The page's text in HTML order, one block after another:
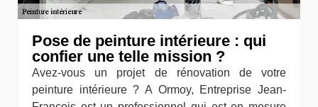
Pose de peinture intérieure : qui
confier une telle mission ?
Avez-vous un projet de rénovation de votre
peinture intérieure ? A Ormoy, Entreprise Jean-